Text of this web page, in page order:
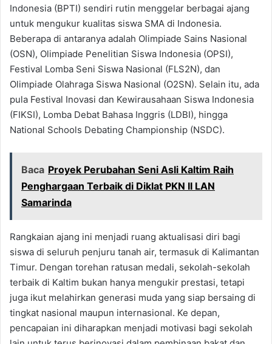
Indonesia (BPTI) sendiri rutin menggelar berbagai ajang
untuk mengukur kualitas siswa SMA di Indonesia.
Beberapa di antaranya adalah Olimpiade Sains Nasional
(OSN), Olimpiade Penelitian Siswa Indonesia (OPSI),
Festival Lomba Seni Siswa Nasional (FLS2N), dan
Olimpiade Olahraga Siswa Nasional (O2SN). Selain itu, ada
pula Festival Inovasi dan Kewirausahaan Siswa Indonesia
(FIKSI), Lomba Debat Bahasa Inggris (LDBI), hingga
National Schools Debating Championship (NSDC).
Baca Proyek Perubahan Seni Asli Kaltim Raih
Penghargaan Terbaik di Diklat PKN II LAN
Samarinda
Rangkaian ajang ini menjadi ruang aktualisasi diri bagi
siswa di seluruh penjuru tanah air, termasuk di Kalimantan
Timur. Dengan torehan ratusan medali, sekolah-sekolah
terbaik di Kaltim bukan hanya mengukir prestasi, tetapi
juga ikut melahirkan generasi muda yang siap bersaing di
tingkat nasional maupun internasional. Ke depan,
pencapaian ini diharapkan menjadi motivasi bagi sekolah